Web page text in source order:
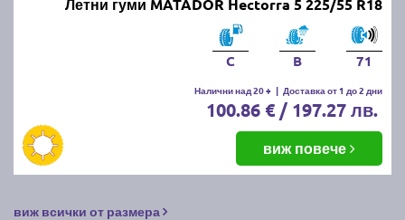
Летни гуми MATADOR Hectorra 5 225/55 R18
C B 71
Налични над 20 + | Доставка от 1 до 2 дни
100.86 € / 197.27 лв.
виж повече
виж всички от размера